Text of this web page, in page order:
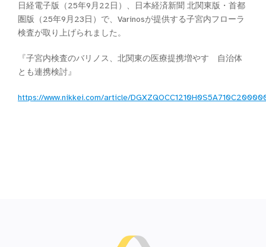
日経電子版（25年9月22日）、日本経済新聞 北関東版・首都
圏版（25年9月23日）で、Varinosが提供する子宮内フローラ
検査が取り上げられました。
『子宮内検査のバリノス、北関東の医療提携増やす 自治体
とも連携検討』
https://www.nikkei.com/article/